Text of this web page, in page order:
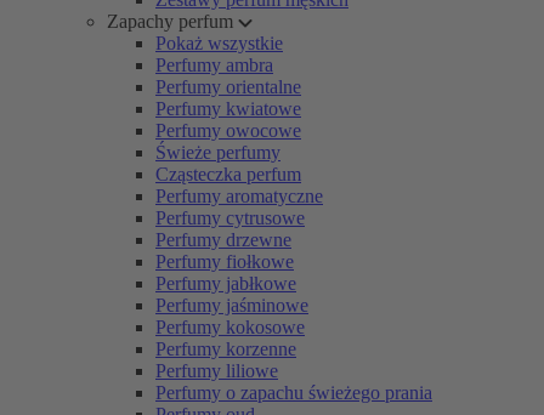
Zapachy perfum
Pokaż wszystkie
Perfumy ambra
Perfumy orientalne
Perfumy kwiatowe
Perfumy owocowe
Świeże perfumy
Cząsteczka perfum
Perfumy aromatyczne
Perfumy cytrusowe
Perfumy drzewne
Perfumy fiołkowe
Perfumy jabłkowe
Perfumy jaśminowe
Perfumy kokosowe
Perfumy korzenne
Perfumy liliowe
Perfumy o zapachu świeżego prania